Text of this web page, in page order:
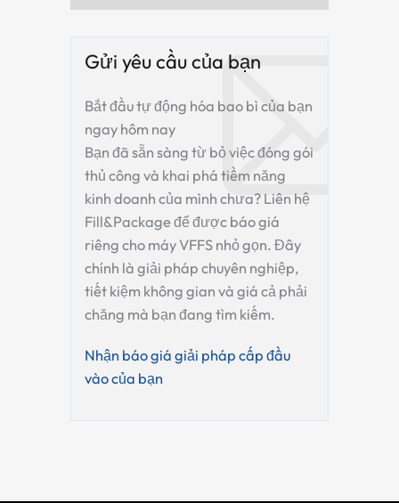
Gửi yêu cầu của bạn
Bắt đầu tự động hóa bao bì của bạn
ngay hôm nay
Bạn đã sẵn sàng từ bỏ việc đóng gói
thủ công và khai phá tiềm năng
kinh doanh của mình chưa? Liên hệ
Fill&Package để được báo giá
riêng cho máy VFFS nhỏ gọn. Đây
chính là giải pháp chuyên nghiệp,
tiết kiệm không gian và giá cả phải
chăng mà bạn đang tìm kiếm.
Nhận báo giá giải pháp cấp đầu
vào của bạn